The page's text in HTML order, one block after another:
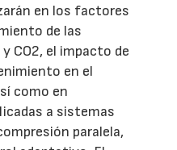
en los factores
de las
CO2, el impacto de
en el
como en
a sistemas
paralela,